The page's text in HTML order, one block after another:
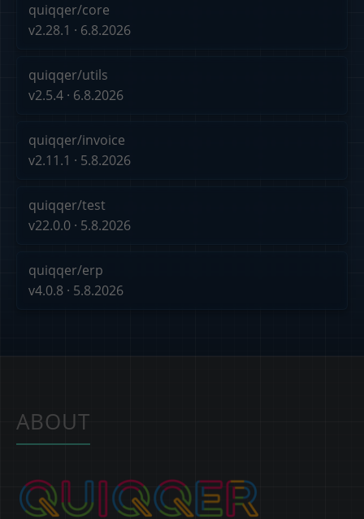
quiqqer/core
v2.28.1 · 6.8.2026
quiqqer/utils
v2.5.4 · 6.8.2026
quiqqer/invoice
v2.11.1 · 5.8.2026
quiqqer/test
v22.0.0 · 5.8.2026
quiqqer/erp
v4.0.8 · 5.8.2026
ABOUT